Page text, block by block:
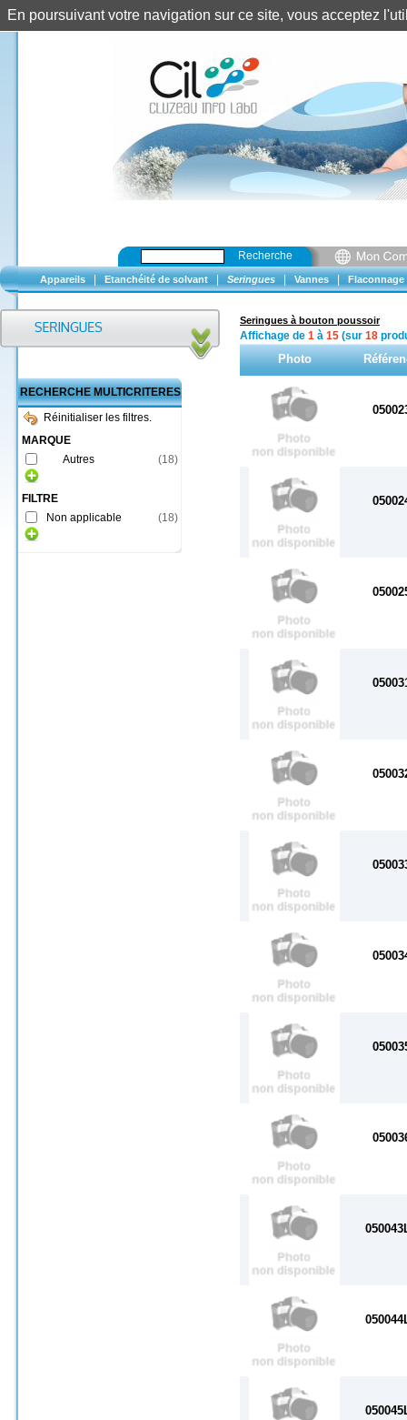
Recherche
Appareils Etanchéité de solvant Seringues Vannes Flaconnage
RECHERCHE MULTICRITERES
Réinitialiser les filtres.
MARQUE
Autres
(18)
FILTRE
Non applicable
(18)
Seringues à bouton poussoir
Affichage de 1 à 15 (sur 18
Photo
En poursuivant votre navigation sur ce site, vous acceptez